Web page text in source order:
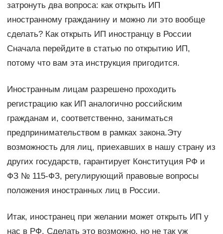
затронуть два вопроса: как открыть ИП
иностранному гражданину и можно ли это вообще
сделать? Как открыть ИП иностранцу в России
Сначала перейдите в статью по открытию ИП,
потому что вам эта инструкция пригодится.
Иностранным лицам разрешено проходить
регистрацию как ИП аналогично российским
гражданам и, соответственно, заниматься
предпринимательством в рамках закона.Эту
возможность для лиц, приехавших в нашу страну из
других государств, гарантирует Конституция РФ и
ФЗ № 115-ФЗ, регулирующий правовые вопросы
положения иностранных лиц в России.
Итак, иностранец при желании может открыть ИП у
нас в РФ. Сделать это возможно, но не так уж